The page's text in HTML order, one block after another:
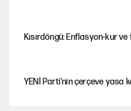
Kısırdöngü: Enflasyon-kur ve
YENİ Parti'nin çerçeve yasa